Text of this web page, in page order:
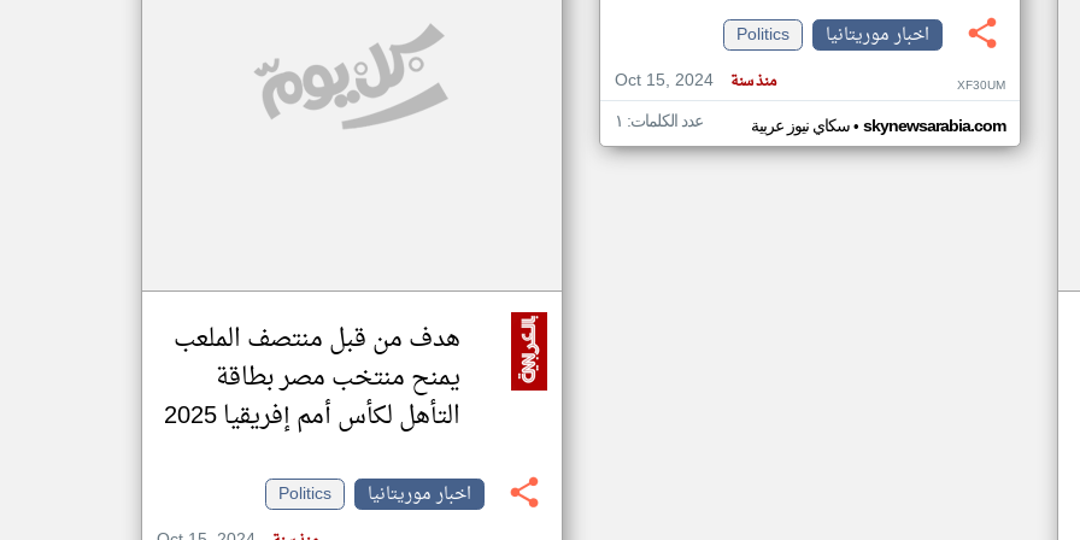
مصادر الأخبار من موريتانيا
اخبار موريتانيا
Politics
Oct 15, 2024
منذ سنة XF30UM
سكاي نيوز عربية• skynewsarabia.com عدد الكلمات: ١
هدف من قبل منتصف الملعب
يمنح منتخب مصر بطاقة
التأهل لكأس أمم إفريقيا 2025
اخبار موريتانيا
Politics